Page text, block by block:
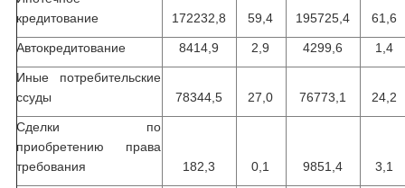
кредитование
172232,8 59,4 195725,4 61,6
Автокредитование 8414,9 2,9 4299,6 1,4
Иные потребительские
ссуды
78344,5 27,0 76773,1 24,2
Сделки по
приобретению права
требования
182,3 0,1 9851,4 3,1